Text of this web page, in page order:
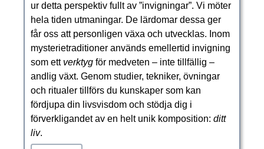
ur detta perspektiv fullt av ”invigningar”. Vi möter
hela tiden utmaningar. De lärdomar dessa ger
får oss att personligen växa och utvecklas. Inom
mysterietraditioner används emellertid invigning
som ett verktyg för medveten – inte tillfällig –
andlig växt. Genom studier, tekniker, övningar
och ritualer tillförs du kunskaper som kan
fördjupa din livsvisdom och stödja dig i
förverkligandet av en helt unik komposition: ditt
liv.